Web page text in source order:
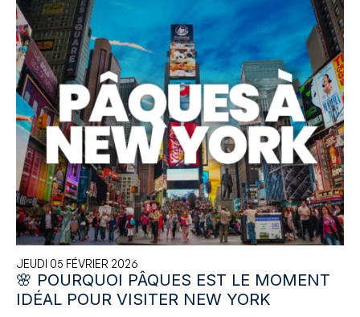
JEUDI 05 FÉVRIER 2026
🌸 POURQUOI PÂQUES EST LE MOMENT
IDÉAL POUR VISITER NEW YORK